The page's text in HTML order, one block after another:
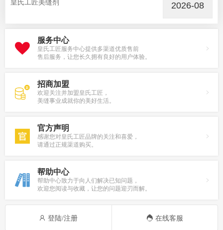
皇氏工匠美缝剂
2026-08
服务中心
皇氏工匠服务中心提供多渠道优质售前
售后服务，让您长久拥有良好的用户体验。
招商加盟
欢迎关注并加盟皇氏工匠，
美缝事业成就你的美好生活。
官方声明
感谢您对皇氏工匠品牌的关注和喜爱，
请通过正规渠道购买。
帮助中心
帮助中心致力于向人们解决已知问题，
欢迎您阅读与收藏，让您的问题迎刃而解。
登陆/注册 在线客服